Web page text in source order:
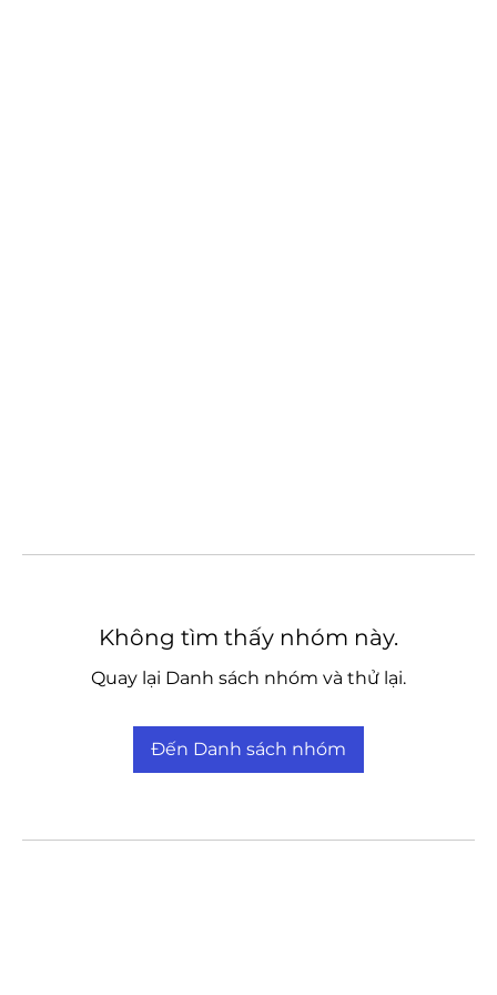
Không tìm thấy nhóm này.
Quay lại Danh sách nhóm và thử lại.
Đến Danh sách nhóm